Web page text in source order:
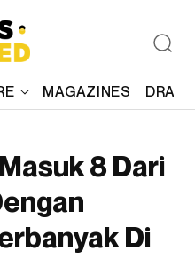
MAGAZINES
8 Dari
Di